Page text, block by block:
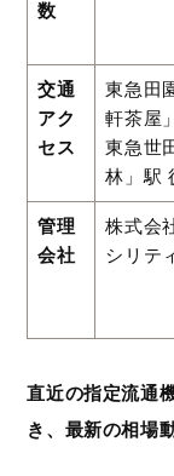
数
交通
アク
セス
東急田
軒茶屋
東急世
林」駅
管理
会社
株式会
シリテ
直近の指定流通
き、最新の相場